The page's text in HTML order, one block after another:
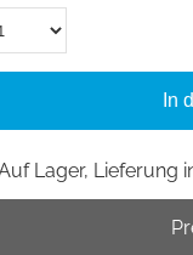
Lager, Lieferung
In